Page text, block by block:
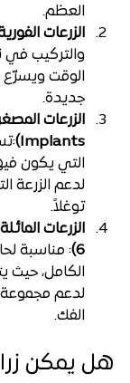
العظم.
الزرعات
والتركيب في
الوقت
جديدة.
Implants)
:
التي يكون
لدعم الزرعة
توغلاً.
6) : مناسبة
لدعم
الفك.
هل يمكن